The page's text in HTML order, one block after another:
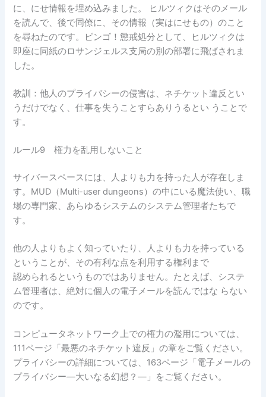
に、にせ情報を埋め込みました。 ヒルツィクはそのメール
を読んで、後で同僚に、その情報（実はにせもの）のこと
を尋ねたのです。ビンゴ！懲戒処分として、ヒルツィクは
即座に同紙のロサンジェルス支局の別の部署に飛ばされま
した。
教訓：他人のプライバシーの侵害は、ネチケット違反とい
うだけでなく、仕事を失うことすらありうるとい うことで
す。
ルール9 権力を乱用しないこと
サイバースペースには、人よりも力を持った人が存在しま
す。MUD（Multi-user dungeons）の中にいる魔法使い、職
場の専門家、あらゆるシステムのシステム管理者たちで
す。
他の人よりもよく知っていたり、人よりも力を持っている
ということが、その有利な点を利用する権利まで
認められるというものではありません。たとえば、システ
ム管理者は、絶対に個人の電子メールを読んではな らない
のです。
コンピュータネットワーク上での権力の濫用については、
111ページ「最悪のネチケット違反」の章をご覧ください。
プライバシーの詳細については、163ページ「電子メールの
プライバシー―大いなる幻想？―」をご覧ください。